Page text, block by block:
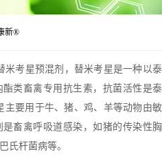
新®
米考星预混剂，替米考星是一种以泰
类畜禽专用抗生素，抗菌活性是泰
主要用于牛、猪、鸡、羊等动物由敏
畜禽呼吸道感染，如猪的传染性胸
氏杆菌病等。